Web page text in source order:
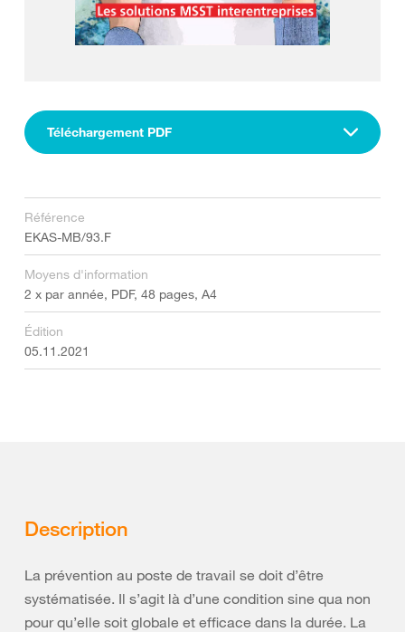
Téléchargement PDF
Référence
EKAS-MB/93.F
Moyens d'information
2 x par année, PDF, 48 pages, A4
Édition
05.11.2021
Description
La prévention au poste de travail se doit d’être
systématisée. Il s’agit là d’une condition sine qua non
pour qu’elle soit globale et efficace dans la durée. La